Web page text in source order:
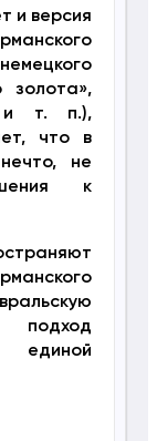
и версия
золота»,
и т. п.),
что в
не
к
единой